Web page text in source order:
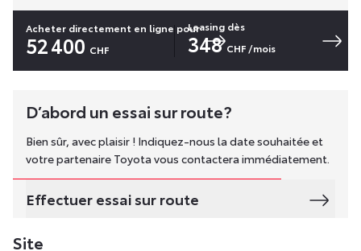
Acheter directement en ligne pour
52 400 CHF
Leasing dès
348 CHF/mois
D’abord un essai sur route?
Bien sûr, avec plaisir ! Indiquez-nous la date souhaitée et
votre partenaire Toyota vous contactera immédiatement.
Effectuer essai sur route
Site